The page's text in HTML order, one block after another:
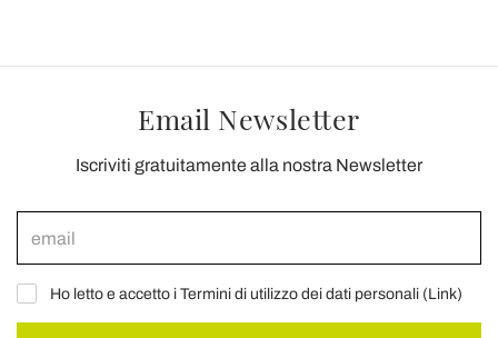
Email Newsletter
Iscriviti gratuitamente alla nostra Newsletter
Ho letto e accetto i Termini di utilizzo dei dati personali (Link)